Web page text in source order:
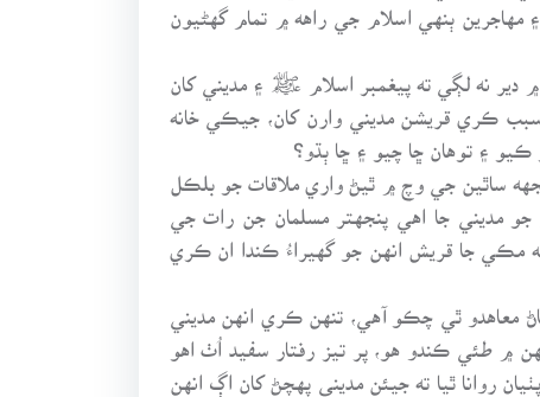
ٻنهي اسلام جي راهه ۾ تمام گهڻيون
پوڻ ۾ دير نه لڳي ته پيغمبر اسلام ﷺ ۽ مديني کان
ڪري قريشن مديني وارن کان، جيڪي خانه
۽ توهان ڇا چيو ۽ ڇا ٻڌو؟
ساٿين جي وچ ۾ ٿيڻ واري ملاقات جو بلڪل
مديني جا اهي پنجهتر مسلمان جن رات جي
مڪي جا قريش انهن جو گهيراءُ ڪندا ان ڪري
ٿي چڪو آهي، تنهن ڪري انهن مديني
۾ طئي ڪندو هو، پر تيز رفتار سفيد اُٺ اهو
روانا ٿيا ته جيئن مديني پهچڻ کان اڳ انهن